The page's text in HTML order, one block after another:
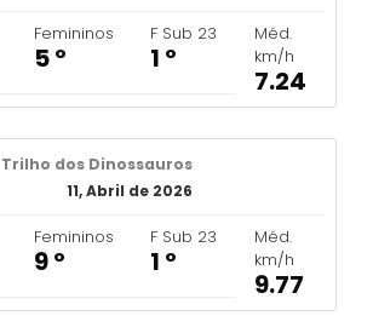
Femininos
5 º
F Sub 23
1 º
Méd.
km/h
7.24
Trilho dos Dinossauros
11, Abril de 2026
Femininos
9 º
F Sub 23
1 º
Méd.
km/h
9.77